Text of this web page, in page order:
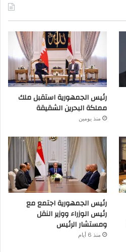
رئيس الجمهورية استقبل ملك
مملكة البحرين الشقيقة
منذ يومين
رئيس الجمهورية اجتمع مع
رئيس الوزراء ووزير النقل
ومستشار الرئيس
منذ 6 أيام